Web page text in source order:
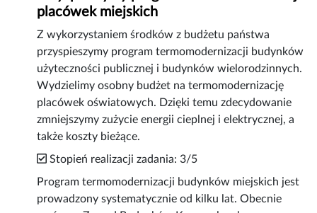
placówek miejskich
Z wykorzystaniem środków z budżetu państwa
przyspieszymy program termomodernizacji budynków
użyteczności publicznej i budynków wielorodzinnych.
Wydzielimy osobny budżet na termomodernizację
placówek oświatowych. Dzięki temu zdecydowanie
zmniejszymy zużycie energii cieplnej i elektrycznej, a
także koszty bieżące.
Stopień realizacji zadania: 3/5
Program termomodernizacji budynków miejskich jest
prowadzony systematycznie od kilku lat. Obecnie